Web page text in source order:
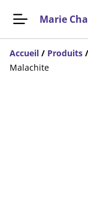
Marie
Accueil / Produits /
Malachite